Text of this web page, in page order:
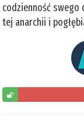
codzienność swego
tej anarchii i